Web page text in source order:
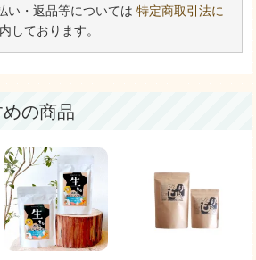
い・返品等については 特定商取引法に
しております。
の商品